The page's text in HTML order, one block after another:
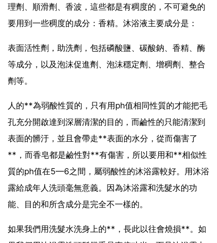
理劑、順滑劑、香波，這些都是有稠度的，不可避免的
要用到一些稠度的成分：香精。沐浴液主要成分是：
表面活性劑，助洗劑，包括磷酸鹽、碳酸鈉、香精、酶
等成分，以及泡沫促進劑、泡沫穩定劑、增稠劑、整合
劑等。
人的**為弱酸性質的，只有用ph值相同性質的才能把毛
孔充分開啟達到深層清潔的目的，而鹼性的只能清潔到
表面的髒汙，並且會帶走**表面的水分，從而傷害了
**，而香皂都是鹼性對**有傷害，所以要用和**相似性
質的ph值在5—6之間，屬弱酸性的沐浴露較好。用沐浴
露給成年人洗頭毫無意義。因為沐浴露和洗髮水的功
能、目的和所含成分是完全不一樣的。
如果我們用洗髮水洗身上的**，長此以往會燒損**。如